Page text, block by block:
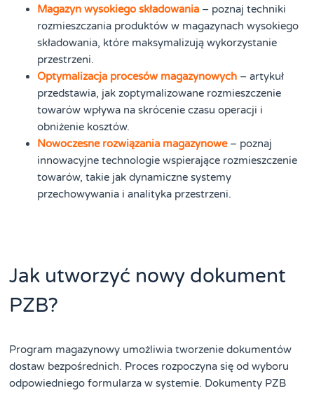
Magazyn wysokiego składowania – poznaj techniki
rozmieszczania produktów w magazynach wysokiego
składowania, które maksymalizują wykorzystanie
przestrzeni.
Optymalizacja procesów magazynowych – artykuł
przedstawia, jak zoptymalizowane rozmieszczenie
towarów wpływa na skrócenie czasu operacji i
obniżenie kosztów.
Nowoczesne rozwiązania magazynowe– poznaj
innowacyjne technologie wspierające rozmieszczenie
towarów, takie jak dynamiczne systemy
przechowywania i analityka przestrzeni.
Jak utworzyć nowy dokument
PZB?
Program magazynowy umożliwia tworzenie dokumentów
dostaw bezpośrednich. Proces rozpoczyna się od wyboru
odpowiedniego formularza w systemie. Dokumenty PZB